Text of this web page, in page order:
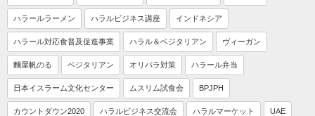
ハラールラーメン ハラルビジネス講座 インドネシア
ハラール対応食普及促進事業 ハラル＆ベジタリアン ヴィーガン
麵屋帆のる ベジタリアン オリパラ対策 ハラール弁当
日本イスラーム文化センター ムスリム試食会 BPJPH
カウントダウン2020 ハラルビジネス交流会 ハラルマーケット UAE